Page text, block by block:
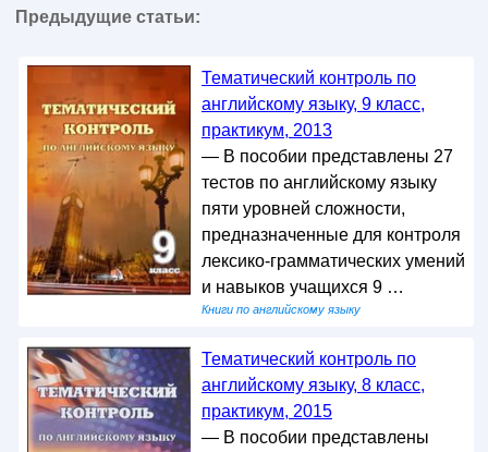
Предыдущие статьи:
Тематический контроль по
английскому языку, 9 класс,
практикум, 2013
— В пособии представлены 27
тестов по английскому языку
пяти уровней сложности,
предназначенные для контроля
лексико-грамматических умений
и навыков учащихся 9 …
Книги по английскому языку
Тематический контроль по
английскому языку, 8 класс,
практикум, 2015
— В пособии представлены